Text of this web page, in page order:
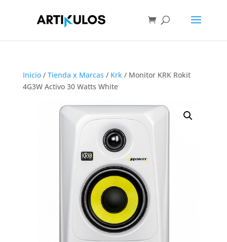
Inicio/ Tienda x Marcas / Krk/ Monitor KRK Rokit
4G3W Activo 30 Watts White